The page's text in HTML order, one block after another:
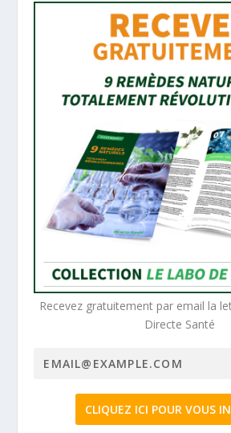
Recevez gratuitement par email la
Directe Santé